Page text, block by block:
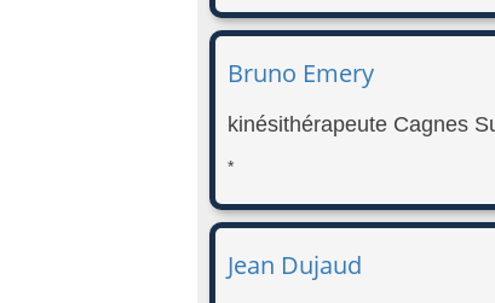
Bruno Emery
kinésithérapeute Cagnes
*
Jean Dujaud